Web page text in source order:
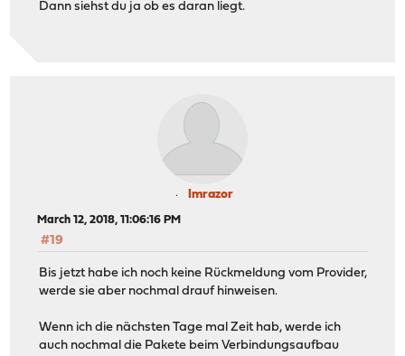
Dann siehst du ja ob es daran liegt.
Imrazor
March 12, 2018, 11:06:16 PM
#19
Bis jetzt habe ich noch keine Rückmeldung vom Provider,
werde sie aber nochmal drauf hinweisen.
Wenn ich die nächsten Tage mal Zeit hab, werde ich
auch nochmal die Pakete beim Verbindungsaufbau